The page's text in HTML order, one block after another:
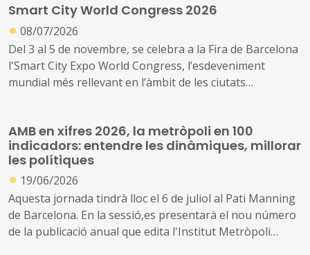
Smart City World Congress 2026
● 08/07/2026
Del 3 al 5 de novembre, se celebra a la Fira de Barcelona
l'Smart City Expo World Congress, l’esdeveniment
mundial més rellevant en l’àmbit de les ciutats
AMB en xifres 2026, la metròpoli en 100
indicadors: entendre les dinàmiques, millorar
les polítiques
● 19/06/2026
Aquesta jornada tindrà lloc el 6 de juliol al Pati Manning
de Barcelona. En la sessió,es presentarà el nou número
de la publicació anual que edita l'Institut Metròpoli